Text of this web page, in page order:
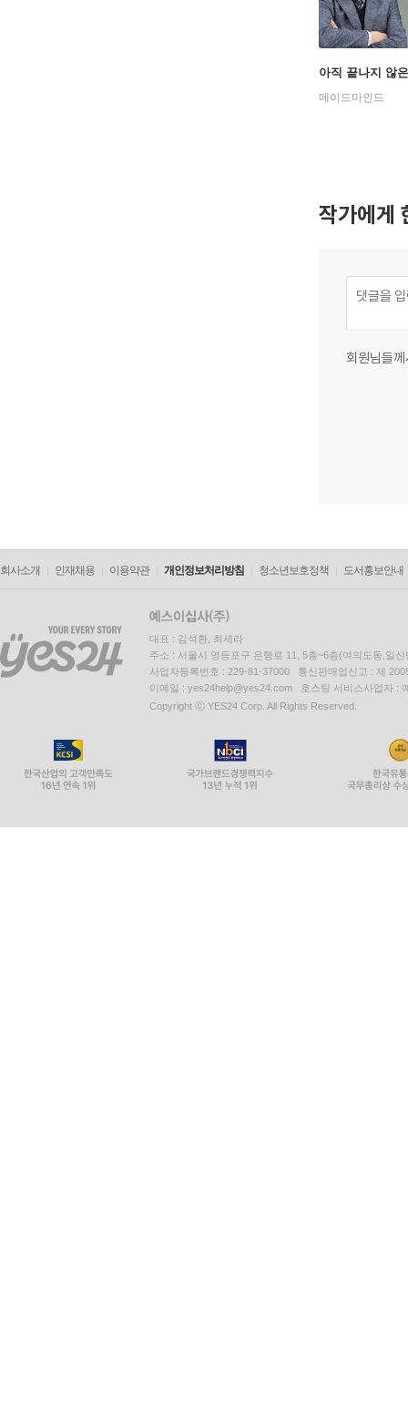
지하 쪽
에 들어
아직 끝나지 않
메이드마인드
작가에게
회원님들
회사소개 인재채용 이용약관 개인정보처리방침 청소년보호정책 도서홍보안내
대표 : 김석환, 최세라
주소 : 서울시 영등포구 은행로 11, 5층~6층(여의도동,일신
사업자등록번호 : 229-81-37000 통신판매업신고 : 제
이메일 : yes24help@yes24.com 호스팅 서비스사업자 :
Copyright ⓒ YES24 Corp. All Rights Reserved.